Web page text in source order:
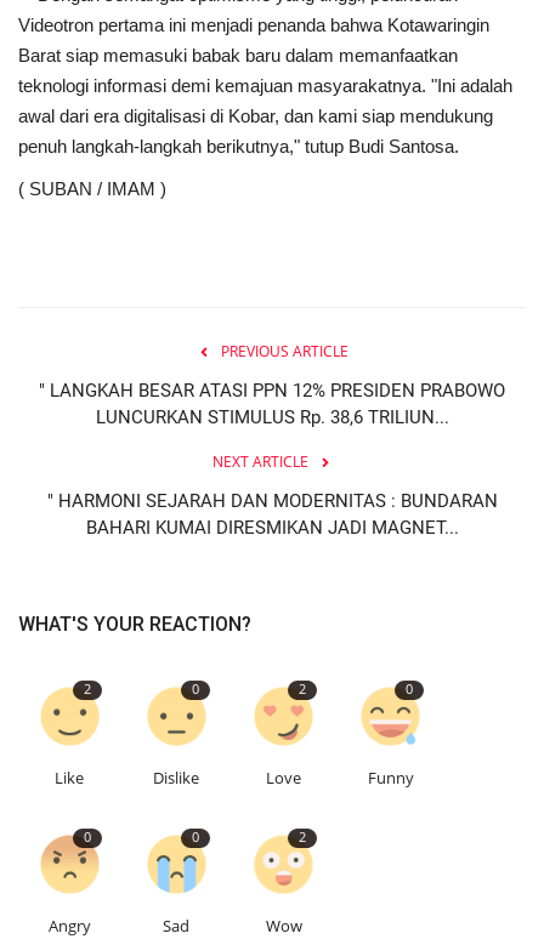
Videotron pertama ini menjadi penanda bahwa Kotawaringin
Barat siap memasuki babak baru dalam memanfaatkan
teknologi informasi demi kemajuan masyarakatnya. "Ini adalah
awal dari era digitalisasi di Kobar, dan kami siap mendukung
penuh langkah-langkah berikutnya," tutup Budi Santosa.
( SUBAN / IMAM )
PREVIOUS ARTICLE
" LANGKAH BESAR ATASI PPN 12% PRESIDEN PRABOWO
LUNCURKAN STIMULUS Rp. 38,6 TRILIUN...
NEXT ARTICLE
" HARMONI SEJARAH DAN MODERNITAS : BUNDARAN
BAHARI KUMAI DIRESMIKAN JADI MAGNET...
WHAT'S YOUR REACTION?
2
Like
0
Dislike
2
Love
0
Funny
0
Angry
0
Sad
2
Wow